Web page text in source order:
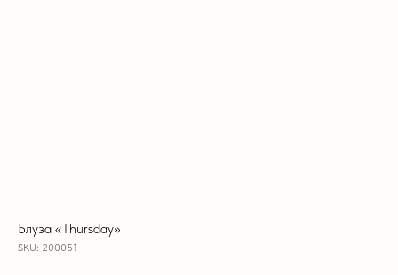
Блуза «Thursday»
SKU: 200051